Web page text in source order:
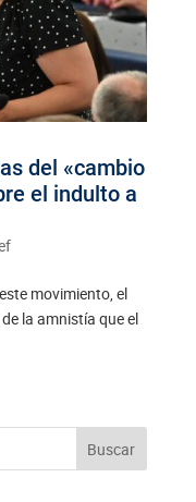
del «cambio
el indulto a
movimiento, el
la amnistía que el
Buscar